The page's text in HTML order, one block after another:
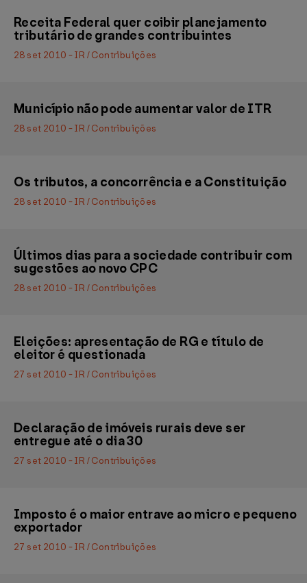
Receita Federal quer coibir planejamento
tributário de grandes contribuintes
28 set 2010 - IR / Contribuições
Município não pode aumentar valor de ITR
28 set 2010 - IR / Contribuições
Os tributos, a concorrência e a Constituição
28 set 2010 - IR / Contribuições
Últimos dias para a sociedade contribuir com
sugestões ao novo CPC
28 set 2010 - IR / Contribuições
Eleições: apresentação de RG e título de
eleitor é questionada
27 set 2010 - IR / Contribuições
Declaração de imóveis rurais deve ser
entregue até o dia 30
27 set 2010 - IR / Contribuições
Imposto é o maior entrave ao micro e pequeno
exportador
27 set 2010 - IR / Contribuições